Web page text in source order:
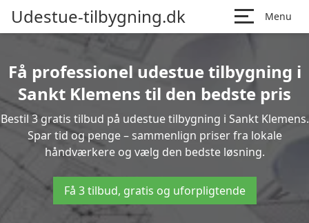
Udestue-tilbygning.dk Menu
Få professionel udestue tilbygning i
Sankt Klemens til den bedste pris
Bestil 3 gratis tilbud på udestue tilbygning i Sankt Klemens.
Spar tid og penge – sammenlign priser fra lokale
håndværkere og vælg den bedste løsning.
Få 3 tilbud, gratis og uforpligtende